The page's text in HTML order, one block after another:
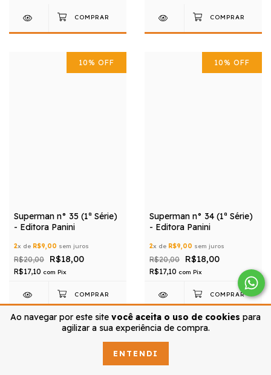
Ao navegar por este site você aceita o uso de cookies para
agilizar a sua experiência de compra.
ENTENDI
10% OFF
Superman n° 35 (1ª Série)
- Editora Panini
2x de R$9,00 sem juros
R$20,00 R$18,00
R$17,10 com Pix
10% OFF
Superman n° 34 (1ª Série)
- Editora Panini
2x de R$9,00 sem juros
R$20,00 R$18,00
R$17,10 com Pix
MOSTRAR MAIS PRODUTOS